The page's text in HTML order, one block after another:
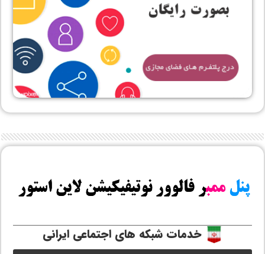
خدمات شبکه های اجتماعی ایرانی